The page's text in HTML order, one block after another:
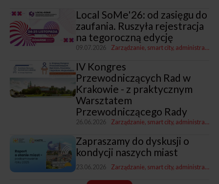
Local SoMe'26: od zasięgu do
zaufania. Ruszyła rejestracja
na tegoroczną edycję
09.07.2026 Zarządzanie, smart city, administracja
IV Kongres
Przewodniczących Rad w
Krakowie - z praktycznym
Warsztatem
Przewodniczącego Rady
26.06.2026 Zarządzanie, smart city, administracja
Zapraszamy do dyskusji o
kondycji naszych miast
23.06.2026 Zarządzanie, smart city, administracja